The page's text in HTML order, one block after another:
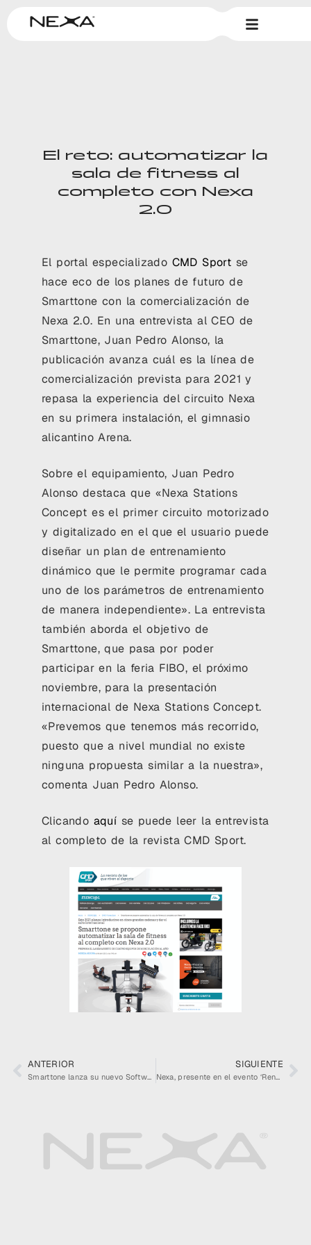
El reto: automatizar la
sala de fitness al
completo con Nexa
2.0
El portal especializado CMD Sport se
hace eco de los planes de futuro de
Smarttone con la comercialización de
Nexa 2.0. En una entrevista al CEO de
Smarttone, Juan Pedro Alonso, la
publicación avanza cuál es la línea de
comercialización prevista para 2021 y
repasa la experiencia del circuito Nexa
en su primera instalación, el gimnasio
alicantino Arena.
Sobre el equipamiento, Juan Pedro
Alonso destaca que «Nexa Stations
Concept es el primer circuito motorizado
y digitalizado en el que el usuario puede
diseñar un plan de entrenamiento
dinámico que le permite programar cada
uno de los parámetros de entrenamiento
de manera independiente». La entrevista
también aborda el objetivo de
Smarttone, que pasa por poder
participar en la feria FIBO, el próximo
noviembre, para la presentación
internacional de Nexa Stations Concept.
«Prevemos que tenemos más recorrido,
puesto que a nivel mundial no existe
ninguna propuesta similar a la nuestra»,
comenta Juan Pedro Alonso.
Clicando aquí se puede leer la entrevista
al completo de la revista CMD Sport.
ANTERIOR
Smarttone lanza su nuevo Software Medical en colaboración con Resistance Institute
SIGUIENTE
Nexa, presente en el evento ‘Renacer en el nuevo panorama: Galileo Galilei’